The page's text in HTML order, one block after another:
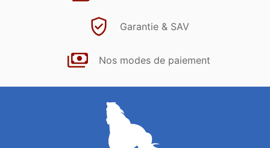
Garantie & SAV
Nos modes de paiement